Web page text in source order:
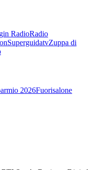
RadioRadio
SuperguidatvZuppa di
2026Fuorisalone